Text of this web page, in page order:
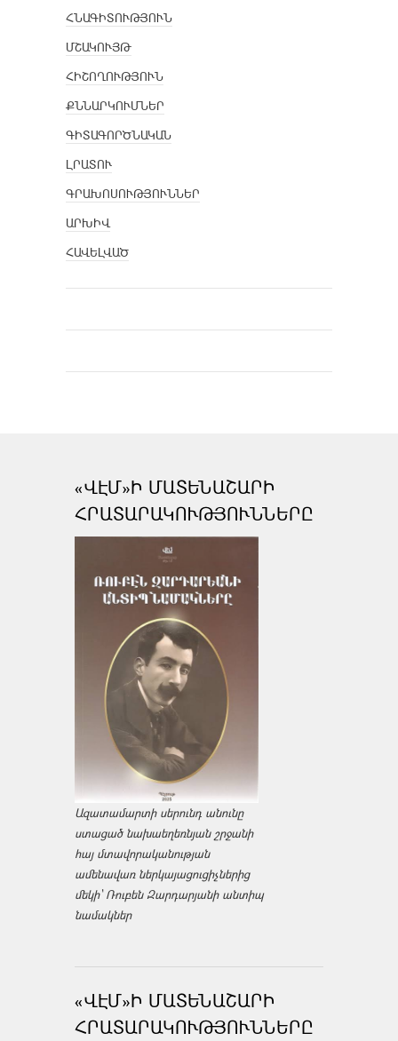
ՀՆԱԳԻՏՈՒԹՅՈՒՆ
ՄՇԱԿՈՒՅԹ
ՀԻՇՈՂՈՒԹՅՈՒՆ
ՔՆՆԱՐԿՈՒՄՆԵՐ
ԳԻՏԱԳՈՐԾՆԱԿԱՆ
ԼՐԱՏՈՒ
ԳՐԱԽՈՍՈՒԹՅՈՒՆՆԵՐ
ԱՐԽԻՎ
ՀԱՎԵԼՎԱԾ
«ՎԷՄ»Ի ՄԱՏԵՆԱՇԱՐԻ
ՀՐԱՏԱՐԱԿՈՒԹՅՈՒՆՆԵՐԸ
Ազատամարտի սերունդ անունը
ստացած նախաեղեռնյան շրջանի
հայ մտավորականության
ամենավառ ներկայացուցիչներից
մեկի՝ Ռուբեն Զարդարյանի անտիպ
նամակներ
«ՎԷՄ»Ի ՄԱՏԵՆԱՇԱՐԻ
ՀՐԱՏԱՐԱԿՈՒԹՅՈՒՆՆԵՐԸ